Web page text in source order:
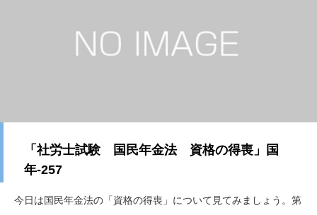
「社労士試験 国民年金法 資格の得喪」国
年-257
今日は国民年金法の「資格の得喪」について見てみましょう。第